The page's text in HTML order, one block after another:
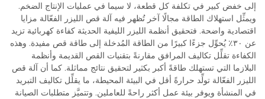
إلى خفض كبير في تكلفة كل قطعة، لا سيما في عمليات الإنتاج الضخم.
ويمثِّل استهلاك الطاقة مجالًا آخر تُظهر فيه آلة قص الليزر الفعّالة مزايا
اقتصادية واضحة. فتحقيق أنظمة الليزر الليفية الحديثة كفاءة كهربائية تزيد
عن ٣٠٪ يُحوِّل جزءًا كبيرًا من الطاقة المُدخلة إلى طاقة قص مفيدة. وهذه
الكفاءة تقلِّل تكاليف المرافق مقارنةً بتقنيات القص القديمة وأنظمة
البلازما التي تستهلك طاقةً أكبر بكثير لتحقيق نتائج مماثلة. كما أن آلة قص
الليزر الفعّالة تولِّد حرارةً أقل في البيئة المحيطة، ما يقلِّل تكاليف التبريد
في المنشأة ويوفر بيئة عمل أكثر راحةً للعاملين. وتتميَّز متطلبات الصيانة